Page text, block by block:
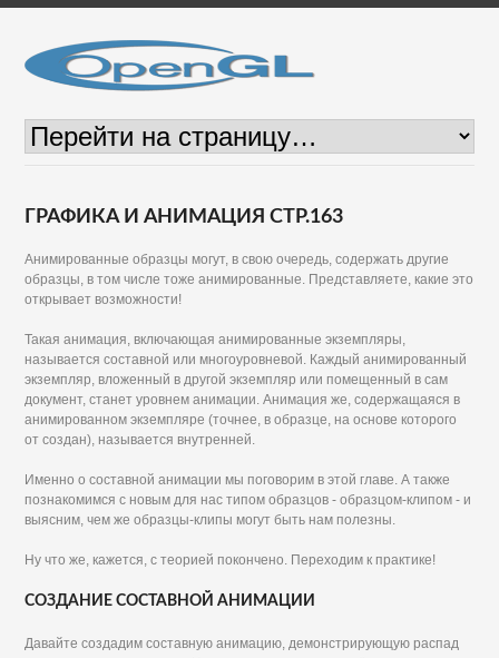
ГРАФИКА И АНИМАЦИЯ СТР.163
Анимированные образцы могут, в свою очередь, содержать другие
образцы, в том числе тоже анимированные. Представляете, какие это
открывает возможности!
Такая анимация, включающая анимированные экземпляры,
называется составной или многоуровневой. Каждый анимированный
экземпляр, вложенный в другой экземпляр или помещенный в сам
документ, станет уровнем анимации. Анимация же, содержащаяся в
анимированном экземпляре (точнее, в образце, на основе которого
от создан), называется внутренней.
Именно о составной анимации мы поговорим в этой главе. А также
познакомимся с новым для нас типом образцов - образцом-клипом - и
выясним, чем же образцы-клипы могут быть нам полезны.
Ну что же, кажется, с теорией покончено. Переходим к практике!
СОЗДАНИЕ СОСТАВНОЙ АНИМАЦИИ
Давайте создадим составную анимацию, демонстрирующую распад